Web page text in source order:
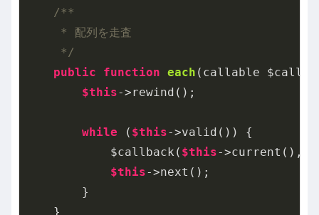
/**
     * 配列を走査
     */
public
function each (callable
$this->rewind();
while ( $this->valid()) {
            $callback(
$this->current(),
$this->next();
        }
    }